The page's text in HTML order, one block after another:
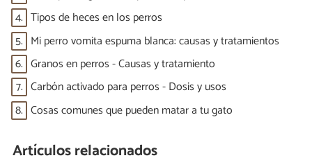
4. Tipos de heces en los perros
5. Mi perro vomita espuma blanca: causas y tratamientos
6. Granos en perros - Causas y tratamiento
7. Carbón activado para perros - Dosis y usos
8. Cosas comunes que pueden matar a tu gato
Artículos relacionados